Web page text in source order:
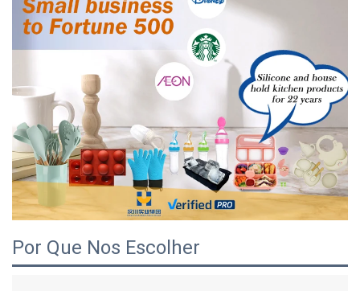
Por Que Nos Escolher